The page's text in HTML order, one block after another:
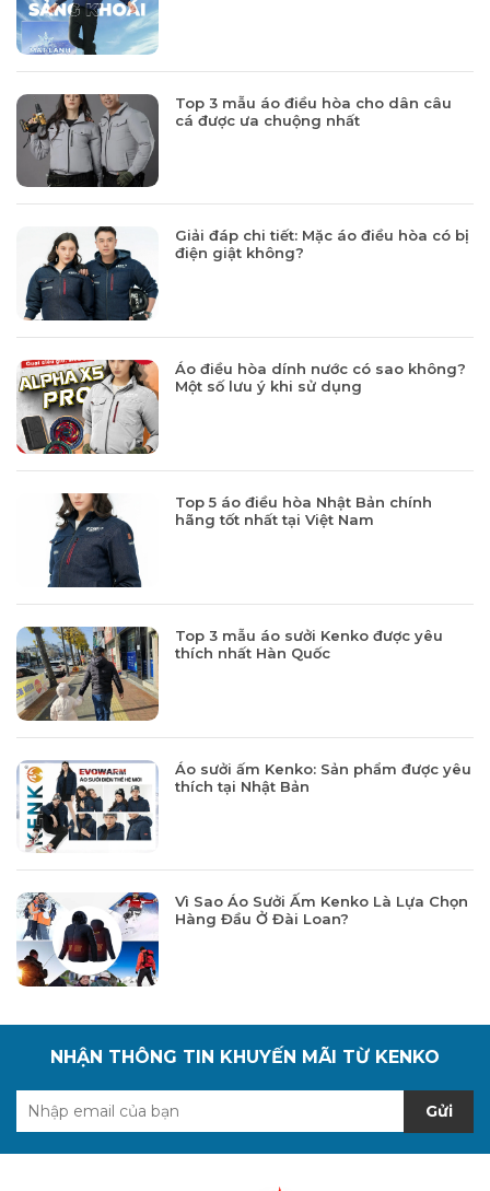
Top 3 mẫu áo điều hòa cho dân câu
cá được ưa chuộng nhất
Giải đáp chi tiết: Mặc áo điều hòa có bị
điện giật không?
Áo điều hòa dính nước có sao không?
Một số lưu ý khi sử dụng
Top 5 áo điều hòa Nhật Bản chính
hãng tốt nhất tại Việt Nam
Top 3 mẫu áo sưởi Kenko được yêu
thích nhất Hàn Quốc
Áo sưởi ấm Kenko: Sản phẩm được yêu
thích tại Nhật Bản
Vì Sao Áo Sưởi Ấm Kenko Là Lựa Chọn
Hàng Đầu Ở Đài Loan?
NHẬN THÔNG TIN KHUYẾN MÃI TỪ KENKO
Gửi